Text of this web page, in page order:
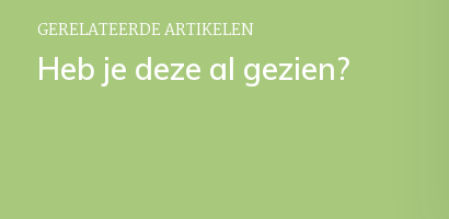
GERELATEERDE ARTIKELEN
Heb je deze al gezien?